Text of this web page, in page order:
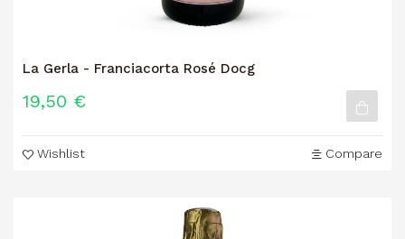
La Gerla - Franciacorta Rosé Docg
19,50 €
Wishlist Compare